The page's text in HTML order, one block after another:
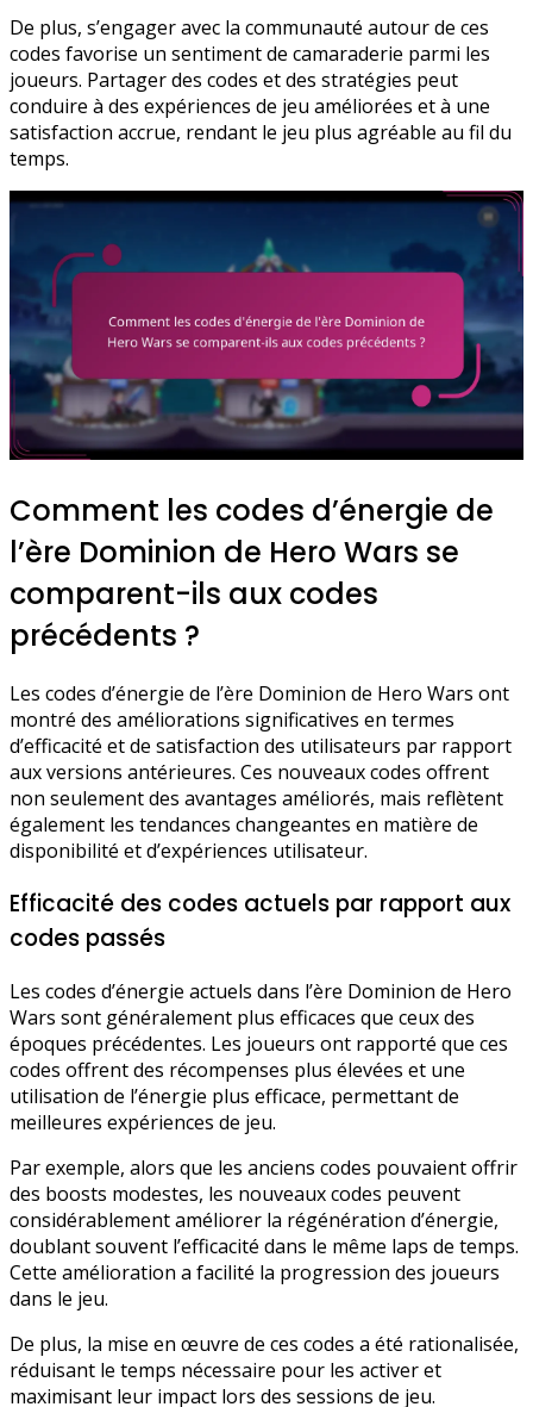
De plus, s’engager avec la communauté autour de ces
codes favorise un sentiment de camaraderie parmi les
joueurs. Partager des codes et des stratégies peut
conduire à des expériences de jeu améliorées et à une
satisfaction accrue, rendant le jeu plus agréable au fil du
temps.
Comment les codes d’énergie de
l’ère Dominion de Hero Wars se
comparent-ils aux codes
précédents ?
Les codes d’énergie de l’ère Dominion de Hero Wars ont
montré des améliorations significatives en termes
d’efficacité et de satisfaction des utilisateurs par rapport
aux versions antérieures. Ces nouveaux codes offrent
non seulement des avantages améliorés, mais reflètent
également les tendances changeantes en matière de
disponibilité et d’expériences utilisateur.
Efficacité des codes actuels par rapport aux
codes passés
Les codes d’énergie actuels dans l’ère Dominion de Hero
Wars sont généralement plus efficaces que ceux des
époques précédentes. Les joueurs ont rapporté que ces
codes offrent des récompenses plus élevées et une
utilisation de l’énergie plus efficace, permettant de
meilleures expériences de jeu.
Par exemple, alors que les anciens codes pouvaient offrir
des boosts modestes, les nouveaux codes peuvent
considérablement améliorer la régénération d’énergie,
doublant souvent l’efficacité dans le même laps de temps.
Cette amélioration a facilité la progression des joueurs
dans le jeu.
De plus, la mise en œuvre de ces codes a été rationalisée,
réduisant le temps nécessaire pour les activer et
maximisant leur impact lors des sessions de jeu.